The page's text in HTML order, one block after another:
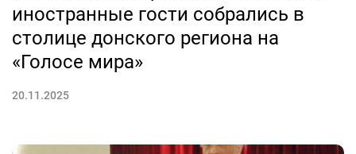
иностранные гости собрались в
столице донского региона на
«Голосе мира»
20.11.2025